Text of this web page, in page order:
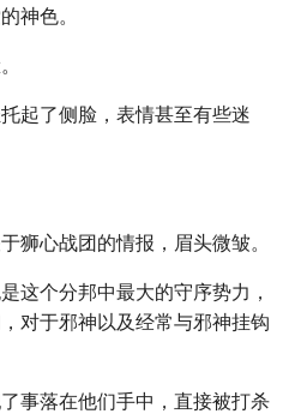
神色。
起了侧脸，表情甚至有些迷
狮心战团的情报，眉头微皱。
这个分邦中最大的守序势力，
对于邪神以及经常与邪神挂钩
事落在他们手中，直接被打杀